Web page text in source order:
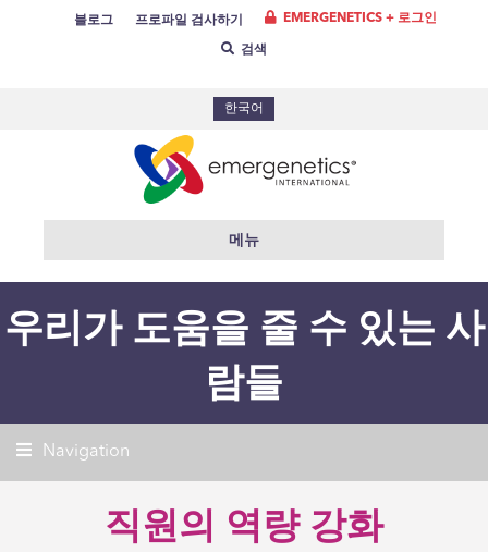
블로그 프로파일 검사하기 EMERGENETICS + 로그인
검색
한국어
메뉴
우리가 도움을 줄 수 있는 사
람들
Navigation
직원의 역량 강화